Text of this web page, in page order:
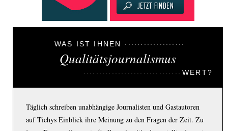
WAS IST IHNEN
Qualitätsjournalismus
WERT?
Täglich schreiben unabhängige Journalisten und Gastautoren
auf Tichys Einblick ihre Meinung zu den Fragen der Zeit. Zu